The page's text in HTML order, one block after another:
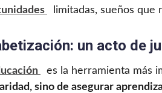
limitadas, sueños
un acto de
es la herramienta más
sino de asegurar